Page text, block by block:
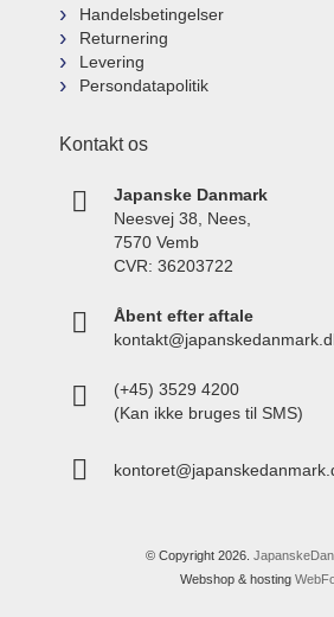
Handelsbetingelser
Returnering
Levering
Persondatapolitik
Kontakt os
Japanske Danmark
Neesvej 38, Nees,
7570 Vemb
CVR: 36203722
Åbent efter aftale
(+45) 3529 4200
(Kan ikke bruges til SMS)
© Copyright 2026.
Webshop & hosting